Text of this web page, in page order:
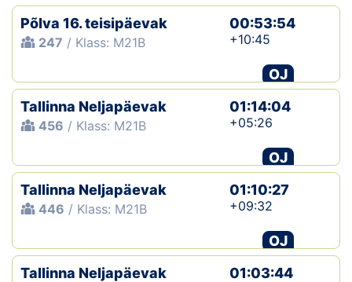
Põlva 16. teisipäevak
247 / Klass: M21B
00:53:54
+10:45
OJ
Tallinna Neljapäevak
456 / Klass: M21B
01:14:04
+05:26
OJ
Tallinna Neljapäevak
446 / Klass: M21B
01:10:27
+09:32
OJ
Tallinna Neljapäevak
01:03:44